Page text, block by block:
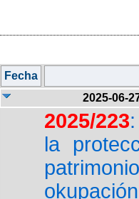
Fecha
2025-06-
2025/223
la